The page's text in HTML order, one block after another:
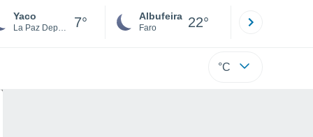
Yaco
La Paz Department 7° Albufeira
Faro 22°
°C